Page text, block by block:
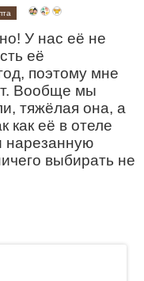
У нас её не
её
поэтому мне
Вообще мы
тяжёлая она, а
как её в отеле
нарезанную
выбирать не